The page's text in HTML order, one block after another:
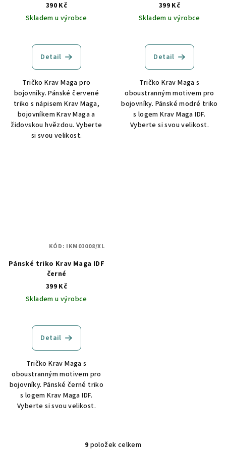
390 Kč
Skladem u výrobce
Detail
Tričko Krav Maga pro
bojovníky. Pánské červené
triko s nápisem Krav Maga,
bojovníkem Krav Maga a
židovskou hvězdou. Vyberte
si svou velikost.
399 Kč
Skladem u výrobce
Detail
Tričko Krav Maga s
oboustranným motivem pro
bojovníky. Pánské modré triko
s logem Krav Maga IDF.
Vyberte si svou velikost.
Pánské triko Krav Maga IDF
černé
399 Kč
Skladem u výrobce
Detail
Tričko Krav Maga s
oboustranným motivem pro
bojovníky. Pánské černé triko
s logem Krav Maga IDF.
Vyberte si svou velikost.
KÓD: IKM01008/XL
9 položek celkem